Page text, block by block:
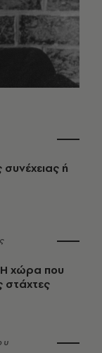
συνέχειας ή
χώρα που
στάχτες